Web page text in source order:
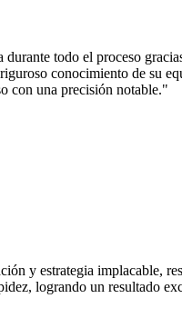
durante todo el proceso
conocimiento de su
con una precisión notable."
y estrategia implacable,
logrando un resultado